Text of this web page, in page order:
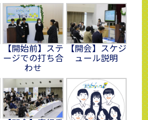
【開始前】ステ
ージでの打ち合
わせ
【開会】スケジ
ュール説明